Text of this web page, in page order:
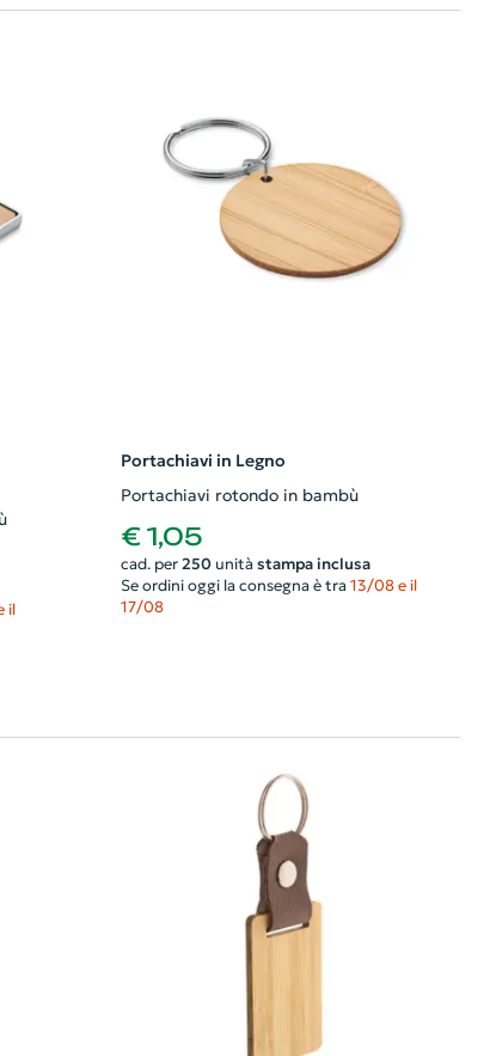
il
Portachiavi in Legno
Portachiavi rotondo in bambù
€ 1,05
cad. per 250unità stampa inclusa
Se ordini oggi la consegna è tra 13/08 e il
17/08